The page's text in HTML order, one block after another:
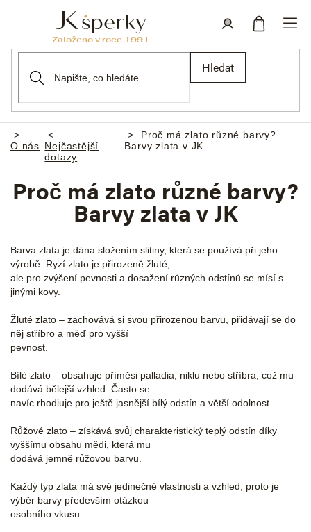
Hledat
Domů
O nás Nejčastější
dotazy
Proč má zlato různé barvy?
Barvy zlata v JK
Proč má zlato různé barvy?
Barvy zlata v JK
Barva zlata je dána složením slitiny, která se používá při jeho
výrobě. Ryzí zlato je přirozeně žluté,
ale pro zvýšení pevnosti a dosažení různých odstínů se mísí s
jinými kovy.
Žluté zlato – zachovává si svou přirozenou barvu, přidávají se do
něj stříbro a měď pro vyšší
pevnost.
Bílé zlato – obsahuje příměsi palladia, niklu nebo stříbra, což mu
dodává bělejší vzhled. Často se
navíc rhodiuje pro ještě jasnější bílý odstín a větší odolnost.
Růžové zlato – získává svůj charakteristický teplý odstín díky
vyššímu obsahu mědi, která mu
dodává jemně růžovou barvu.
Každý typ zlata má své jedinečné vlastnosti a vzhled, proto je
výběr barvy především otázkou
osobního vkusu.